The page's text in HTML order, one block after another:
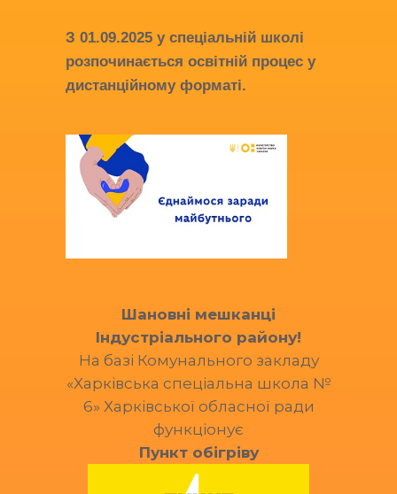
З 01.09.2025 у спеціальній школі
розпочинається освітній процес у
дистанційному форматі.
Шановні мешканці
Індустріального району!
На базі Комунального закладу
«Харківська спеціальна школа №
6» Харківської обласної ради
функціонує
Пункт обігріву